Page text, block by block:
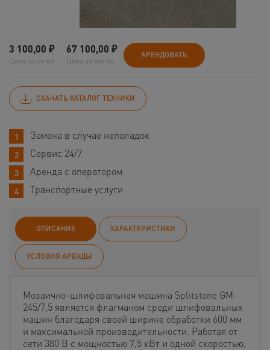
3 100,00 ₽
Цена за сутки
67 100,00 ₽
Цена за месяц
АРЕНДОВАТЬ
СКАЧАТЬ КАТАЛОГ ТЕХНИКИ
Замена в случае неполадок
Сервис 24/7
Аренда с оператором
Транспортные услуги
ОПИСАНИЕ ХАРАКТЕРИСТИКИ
УСЛОВИЯ АРЕНДЫ
Мозаично-шлифовальная машина Splitstone GM-
245/7,5 является флагманом среди шлифовальных
машин благодаря своей ширине обработки 600 мм
и максимальной производительности. Работая от
сети 380 В с мощностью 7,5 кВт и одной скоростью,